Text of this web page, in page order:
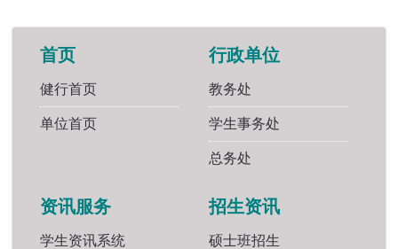
首页
健行首页
单位首页
行政单位
教务处
学生事务处
总务处
资讯服务
学生资讯系统
招生资讯
硕士班招生